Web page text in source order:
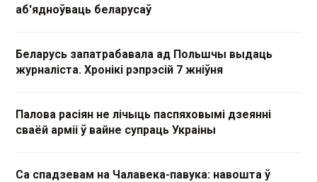
аб'ядноўваць беларусаў
Беларусь запатрабавала ад Польшчы выдаць
журналіста. Хронікі рэпрэсій 7 жніўня
Палова расіян не лічыць паспяховымі дзеянні
сваёй арміі ў вайне супраць Украіны
Са спадзевам на Чалавека-павука: навошта ў